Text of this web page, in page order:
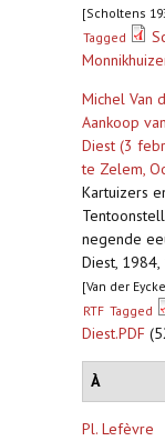
[Scholtens
Tagged
Michel Van
Aankoop
Diest (3
te Zelem,
Kartuizers
negende
Diest, 1984,
[Van der
RTF Tagged
Diest.PDF
À
Pl. Lefèvre